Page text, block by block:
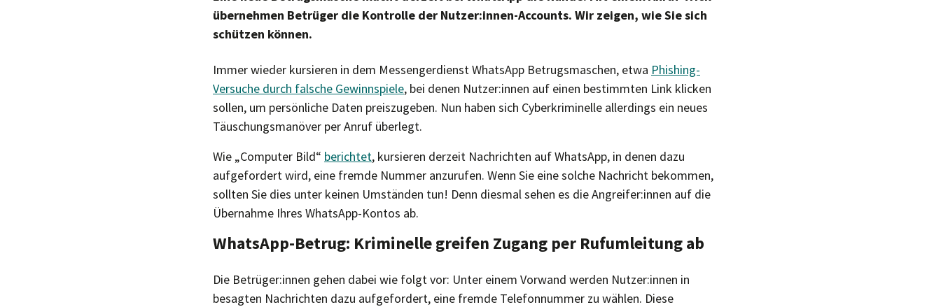
übernehmen Betrüger die Kontrolle der Nutzer:innen-Accounts. Wir zeigen, wie Sie sich
schützen können.
Immer wieder kursieren in dem Messengerdienst WhatsApp Betrugsmaschen, etwa Phishing-
Versuche durch falsche Gewinnspiele, bei denen Nutzer:innen auf einen bestimmten Link klicken
sollen, um persönliche Daten preiszugeben. Nun haben sich Cyberkriminelle allerdings ein neues
Täuschungsmanöver per Anruf überlegt.
Wie „Computer Bild“ berichtet, kursieren derzeit Nachrichten auf WhatsApp, in denen dazu
aufgefordert wird, eine fremde Nummer anzurufen. Wenn Sie eine solche Nachricht bekommen,
sollten Sie dies unter keinen Umständen tun! Denn diesmal sehen es die Angreifer:innen auf die
Übernahme Ihres WhatsApp-Kontos ab.
WhatsApp-Betrug: Kriminelle greifen Zugang per Rufumleitung ab
Die Betrüger:innen gehen dabei wie folgt vor: Unter einem Vorwand werden Nutzer:innen in
besagten Nachrichten dazu aufgefordert, eine fremde Telefonnummer zu wählen. Diese